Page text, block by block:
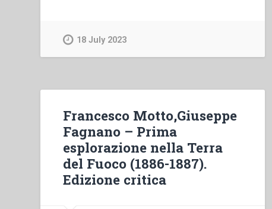
18 July 2023
Francesco Motto,Giuseppe
Fagnano – Prima
esplorazione nella Terra
del Fuoco (1886-1887).
Edizione critica